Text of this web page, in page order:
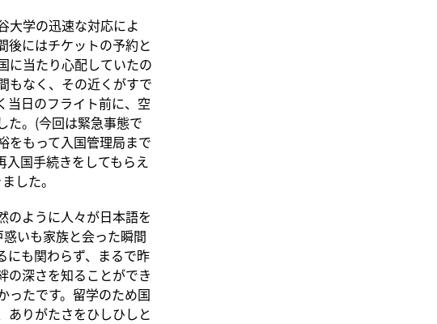
大学の迅速な対応によ
後にはチケットの予約と
に当たり心配していたの
もなく、その近くがすで
当日のフライト前に、空
た。(今回は緊急事態で
をもって入国管理局まで
国手続きをしてもらえ
した。
のように人々が日本語を
いも家族と会った瞬間
にも関わらず、まるで昨
の深さを知ることができ
ったです。留学のため国
ありがたさをひしひしと